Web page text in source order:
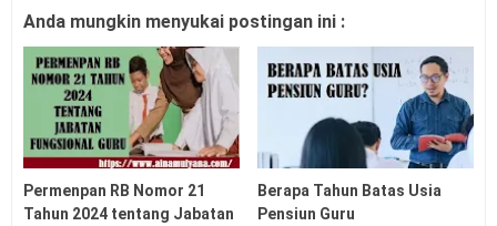
Anda mungkin menyukai postingan ini :
Permenpan RB Nomor 21
Tahun 2024 tentang Jabatan
Berapa Tahun Batas Usia
Pensiun Guru